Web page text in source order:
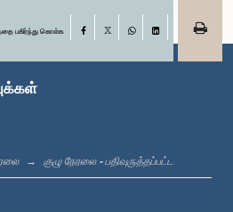
உறுப்பினர்
பகிர்ந்து கொள்க Facebook
LinkedIn
குழு நேரலை - பதிவுருத்தப்பட்ட